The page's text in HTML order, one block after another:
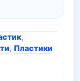
,
, Пластики